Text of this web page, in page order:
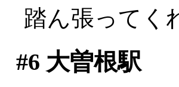
踏ん張ってく
#6 大曽根駅